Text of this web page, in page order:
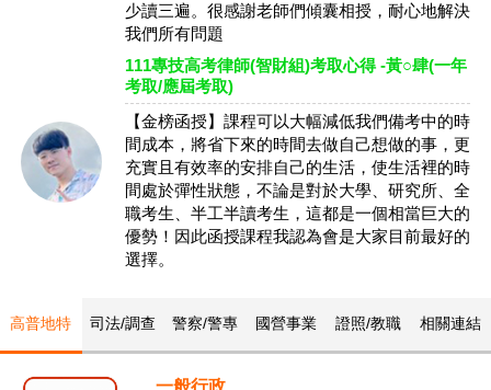
少讀三遍。很感謝老師們傾囊相授，耐心地解決
我們所有問題
111專技高考律師(智財組)考取心得 -黃○肆(一年
考取/應屆考取)
【金榜函授】課程可以大幅減低我們備考中的時
間成本，將省下來的時間去做自己想做的事，更
充實且有效率的安排自己的生活，使生活裡的時
間處於彈性狀態，不論是對於大學、研究所、全
職考生、半工半讀考生，這都是一個相當巨大的
優勢！因此函授課程我認為會是大家目前最好的
選擇。
高普地特 司法/調查 警察/警專 國營事業 證照/教職 相關連結
一般行政